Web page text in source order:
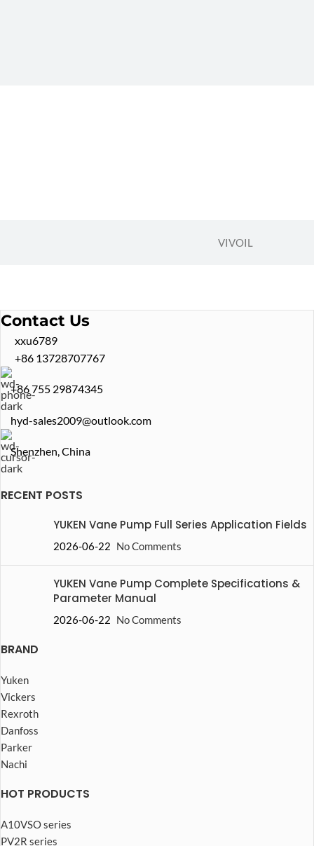
VIVOIL
Contact Us
xxu6789
+86 13728707767
+86 755 29874345
hyd-sales2009@outlook.com
Shenzhen, China
RECENT POSTS
YUKEN Vane Pump Full Series Application Fields
2026-06-22 No Comments
YUKEN Vane Pump Complete Specifications &
Parameter Manual
2026-06-22 No Comments
BRAND
Yuken
Vickers
Rexroth
Danfoss
Parker
Nachi
HOT PRODUCTS
A10VSO series
PV2R series